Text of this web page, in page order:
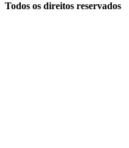
Todos os direitos reservados